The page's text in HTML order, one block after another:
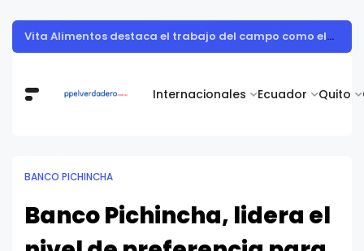
Internacionales Ecuador Quito
Nutricionista alerta sobre los ultraprocesados en vacaciones: "Los refrigerios son una oportunidad para sembrar salud en los niños"
BANCO PICHINCHA
Banco Pichincha, lidera el